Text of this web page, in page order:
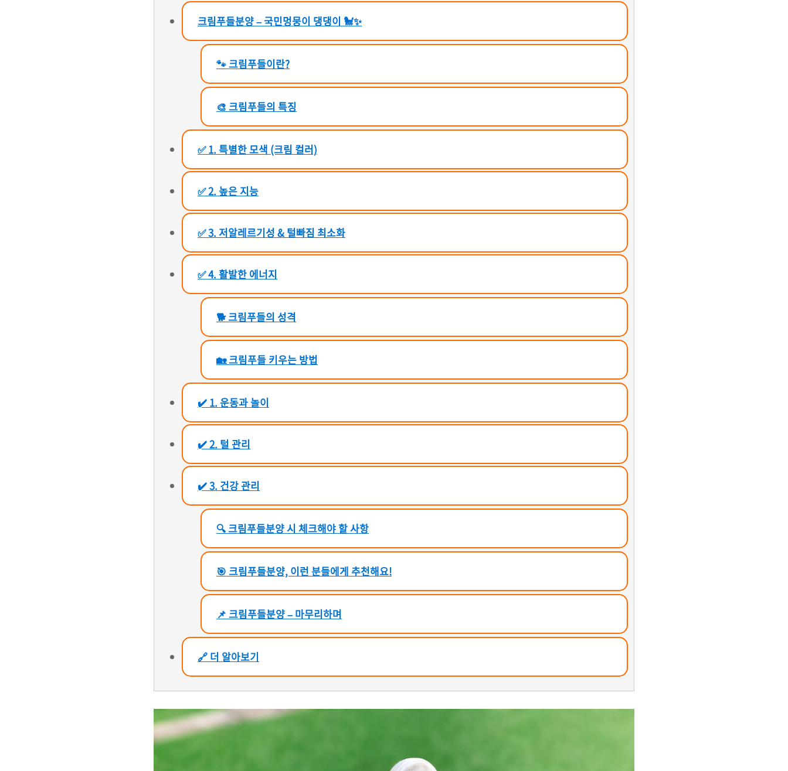
크림푸들분양 – 국민멍뭉이 댕댕이 🐩✨
🐾 크림푸들이란?
🎨 크림푸들의 특징
✅ 1. 특별한 모색 (크림 컬러)
✅ 2. 높은 지능
✅ 3. 저알레르기성 & 털빠짐 최소화
✅ 4. 활발한 에너지
🐕 크림푸들의 성격
🏡 크림푸들 키우는 방법
✔️ 1. 운동과 놀이
✔️ 2. 털 관리
✔️ 3. 건강 관리
🔍 크림푸들분양 시 체크해야 할 사항
🎯 크림푸들분양, 이런 분들에게 추천해요!
📌 크림푸들분양 – 마무리하며
🔗 더 알아보기